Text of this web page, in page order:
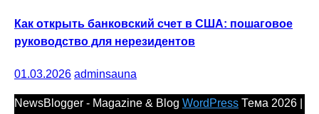
Как открыть банковский счет в США: пошаговое
руководство для нерезидентов
01.03.2026 adminsauna
NewsBlogger - Magazine & Blog WordPress Тема 2026 |